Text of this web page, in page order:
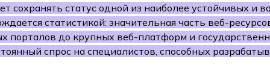
сохранять статус одной из наиболее устойчивых и
статистикой: значительная часть веб-
порталов до крупных веб-платформ и
спрос на специалистов, способных